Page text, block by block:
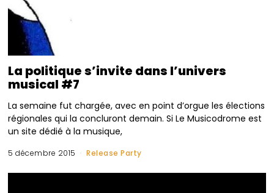
La politique s’invite dans l’univers
musical #7
La semaine fut chargée, avec en point d’orgue les élections
régionales qui la concluront demain. Si Le Musicodrome est
un site dédié à la musique,
5 décembre 2015 Release Party